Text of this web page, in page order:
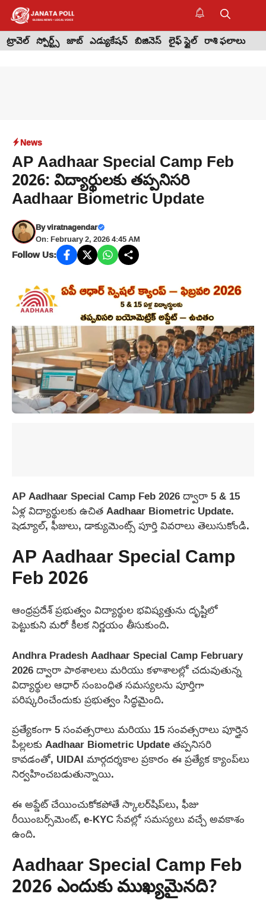
Skip
content
ట్రావెల్ స్పోర్ట్స్ జాబ్ ఎడ్యుకేషన్ బిజినెస్ లైఫ్ స్టైల్ రాశి ఫలాలు
News
AP Aadhaar Special Camp Feb
2026: విద్యార్థులకు తప్పనిసరి
Aadhaar Biometric Update
Byviratnagendar
On: February 2, 2026 4:45 AM
Follow Us:
AP Aadhaar Special Camp Feb 2026 ద్వారా 5 & 15
ఏళ్ల విద్యార్థులకు ఉచిత Aadhaar Biometric Update.
షెడ్యూల్, ఫీజులు, డాక్యుమెంట్స్ పూర్తి వివరాలు తెలుసుకోండి.
AP Aadhaar Special Camp
Feb 2026
ఆంధ్రప్రదేశ్ ప్రభుత్వం విద్యార్థుల భవిష్యత్తును దృష్టిలో
పెట్టుకుని మరో కీలక నిర్ణయం తీసుకుంది.
Andhra Pradesh Aadhaar Special Camp February
2026 ద్వారా పాఠశాలలు మరియు కళాశాలల్లో చదువుతున్న
విద్యార్థుల ఆధార్ సంబంధిత సమస్యలను పూర్తిగా
పరిష్కరించేందుకు ప్రభుత్వం సిద్ధమైంది.
ప్రత్యేకంగా 5 సంవత్సరాలు మరియు 15 సంవత్సరాలు పూర్తైన
పిల్లలకు Aadhaar Biometric Update తప్పనిసరి
కావడంతో, UIDAI మార్గదర్శకాల ప్రకారం ఈ ప్రత్యేక క్యాంప్‌లు
నిర్వహించబడుతున్నాయి.
ఈ అప్డేట్ చేయించుకోకపోతే స్కాలర్‌షిప్‌లు, ఫీజు
రీయింబర్స్‌మెంట్, e-KYC సేవల్లో సమస్యలు వచ్చే అవకాశం
ఉంది.
Aadhaar Special Camp Feb
2026 ఎందుకు ముఖ్యమైనది?